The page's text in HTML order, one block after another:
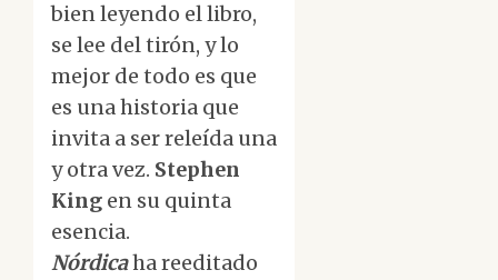
bien leyendo el libro,
se lee del tirón, y lo
mejor de todo es que
es una historia que
invita a ser releída una
y otra vez. Stephen
King en su quinta
esencia.
Nórdicaha reeditado